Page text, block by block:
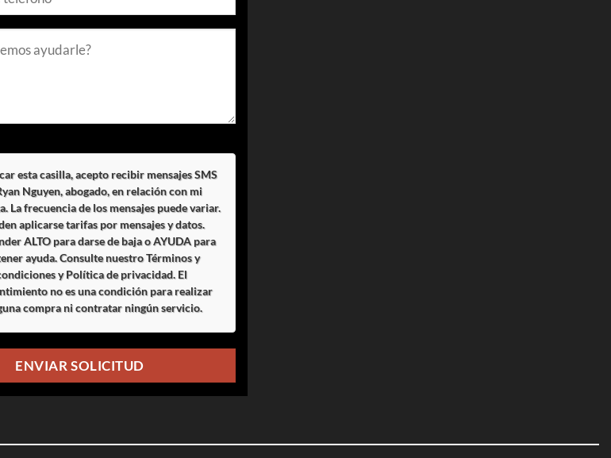
esta casilla, acepto recibir mensajes SMS
Nguyen, abogado, en relación con mi
La frecuencia de los mensajes puede variar.
aplicarse tarifas por mensajes y datos.
ALTOpara darse de baja oAYUDApara
ayuda. Consulte nuestroTérminos y
yPolítica de privacidad. El
no es una condición para realizar
compra ni contratar ningún servicio.